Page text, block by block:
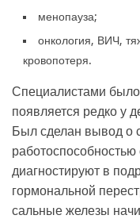
менопауза;
онкология, ВИЧ,
кровопотеря.
Специалистами
появляется редко у
Был сделан вывод о
диагностируют в
гормональной
сальные железы